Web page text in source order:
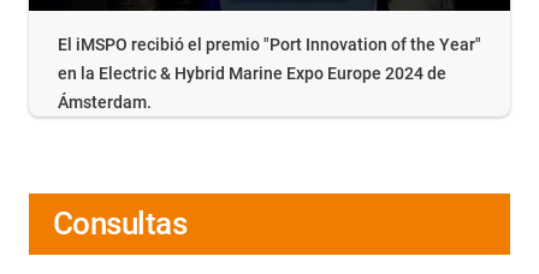
El iMSPO recibió el premio "Port Innovation of the Year"
en la Electric & Hybrid Marine Expo Europe 2024 de
Ámsterdam.
Consultas